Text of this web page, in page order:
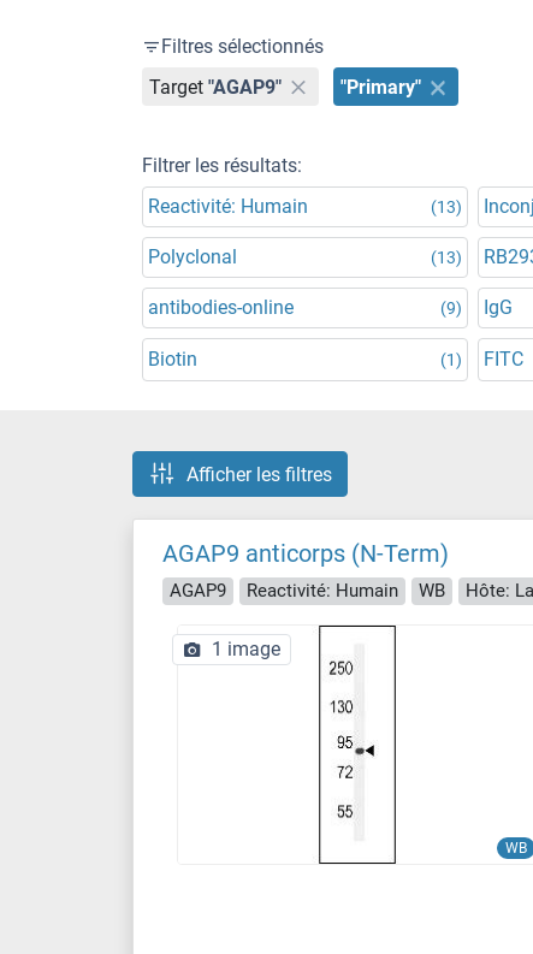
Filtres sélectionnés
Target "AGAP9" "Primary"
Filtrer les résultats:
Reactivité: Humain
(13)
Polyclonal (13)
antibodies-online (9) IgG
Biotin (1) FITC
Afficher les filtres
AGAP9 anticorps (N-Term)
AGAP9 Reactivité: Humain WB Hôte:
WB
1 image